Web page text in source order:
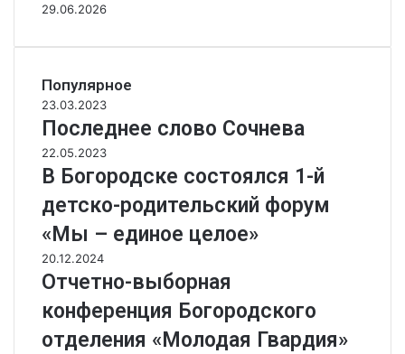
29.06.2026
Популярное
23.03.2023
Последнее слово Сочнева
22.05.2023
В Богородске состоялся 1-й
детско-родительский форум
«Мы – единое целое»
20.12.2024
Отчетно-выборная
конференция Богородского
отделения «Молодая Гвардия»